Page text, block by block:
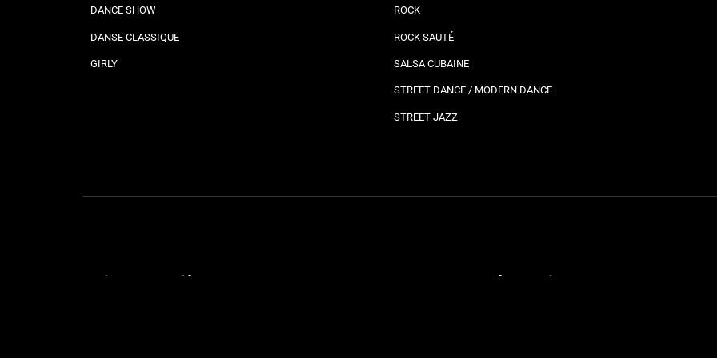
DANCE SHOW
DANSE CLASSIQUE
GIRLY
ROCK
ROCK SAUTÉ
SALSA CUBAINE
STREET DANCE / MODERN DANCE
STREET JAZZ
Liens utiles Plannings